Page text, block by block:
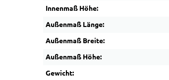
Innenmaß Höhe:
Außenmaß Länge:
Außenmaß Breite:
Außenmaß Höhe:
Gewicht: